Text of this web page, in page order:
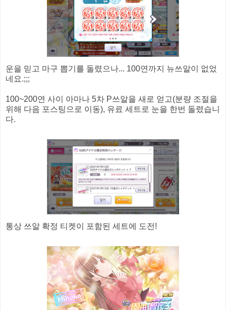
운을 믿고 마구 뽑기를 돌렸으나... 100연까지 뉴쓰알이 없었
네요.;;;
100~200연 사이 아마나 5차 P쓰알을 새로 얻고(분량 조절을
위해 다음 포스팅으로 이동), 유료 세트로 눈을 한번 돌렸습니
다.
통상 쓰알 확정 티켓이 포함된 세트에 도전!